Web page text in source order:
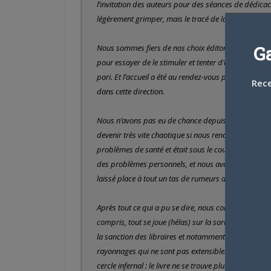
l’invitation des auteurs pour des séances de
légèrement grimper, mais le tracé de la courbe reste
Nous sommes fiers de nos choix éditoriaux et nous
pour essayer de le stimuler et tenter d’atteindre un
pari. Et l’accueil a été au rendez-vous pour les
dans cette direction.
Nous n’avons pas eu de chance depuis le début de
devenir très vite chaotique si nous rencontrons
problèmes de santé et était sous le coup d’un arrêt
des problèmes personnels, et nous avons
laissé place à tout un tas de rumeurs alors que nous
Après tout ce qui a pu se dire, nous confirmons,
compris, tout se joue (hélas) sur la sortie du tome 1
la sanction des libraires et notamment des grandes
rayonnages qui ne sont pas extensibles, très
cercle infernal : le livre ne se trouve plus en